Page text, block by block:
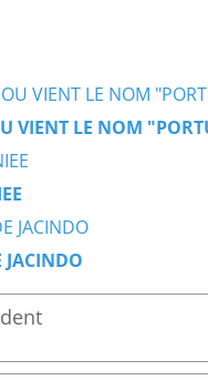
VIENT LE NOM
JACINDO